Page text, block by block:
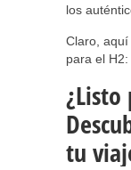
los
Claro, aquí
para el H2:
¿Listo
tu